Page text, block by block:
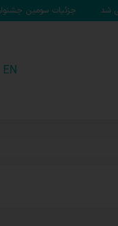
جزئیات سومین جشنواره
EN